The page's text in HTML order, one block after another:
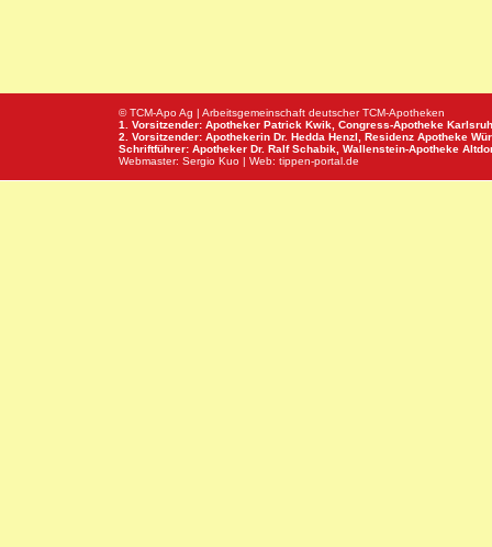
© TCM-Apo Ag | Arbeitsgemeinschaft deutscher TCM-Apotheken
1. Vorsitzender: Apotheker Patrick Kwik, Congress-Apotheke
2. Vorsitzender: Apothekerin Dr. Hedda Henzl, Residenz Apotheke
Schriftführer: Apotheker Dr. Ralf Schabik, Wallenstein-Apotheke
Webmaster: Sergio Kuo | Web: tippen-portal.de